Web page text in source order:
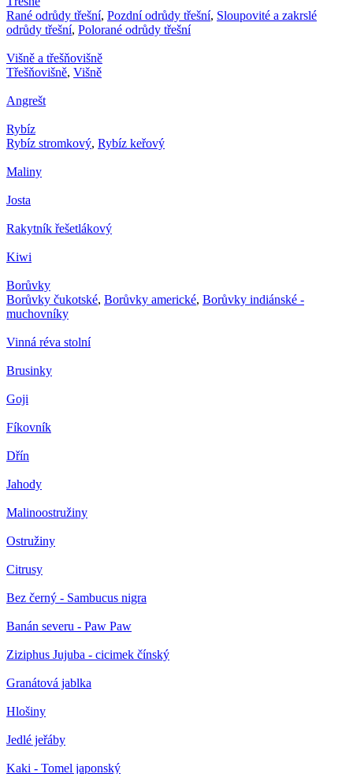
Rané odrůdy třešní, Pozdní odrůdy třešní, Sloupovité a zakrslé
odrůdy třešní, Polorané odrůdy třešní
Višně a třešňovišně
Třešňovišně, Višně
Angrešt
Rybíz
Rybíz stromkový, Rybíz keřový
Maliny
Josta
Rakytník řešetlákový
Kiwi
Borůvky
Borůvky čukotské, Borůvky americké, Borůvky indiánské -
muchovníky
Vinná réva stolní
Brusinky
Goji
Fíkovník
Dřín
Jahody
Malinoostružiny
Ostružiny
Citrusy
Bez černý - Sambucus nigra
Banán severu - Paw Paw
Ziziphus Jujuba - cicimek čínský
Granátová jablka
Hlošiny
Jedlé jeřáby
Kaki - Tomel japonský